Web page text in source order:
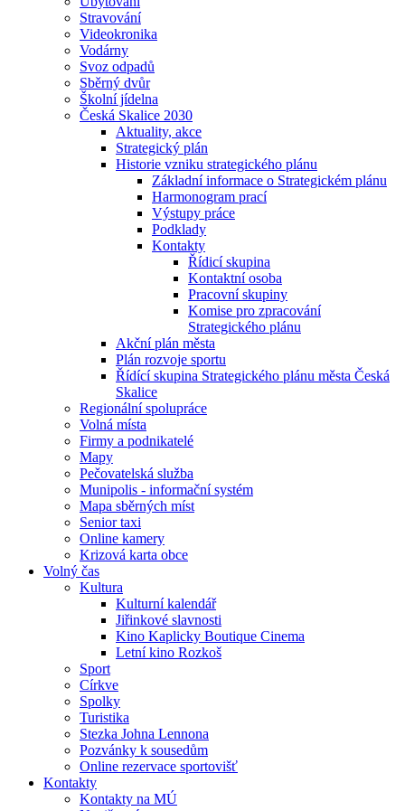
Stravování
Videokronika
Vodárny
Svoz odpadů
Sběrný dvůr
Školní jídelna
Česká Skalice 2030
Aktuality, akce
Strategický plán
Historie vzniku strategického plánu
Základní informace o Strategickém plánu
Harmonogram prací
Výstupy práce
Podklady
Kontakty
Řídicí skupina
Kontaktní osoba
Pracovní skupiny
Komise pro zpracování
Strategického plánu
Akční plán města
Plán rozvoje sportu
Řídící skupina Strategického plánu města Česká
Skalice
Regionální spolupráce
Volná místa
Firmy a podnikatelé
Mapy
Pečovatelská služba
Munipolis - informační systém
Mapa sběrných míst
Senior taxi
Online kamery
Krizová karta obce
Volný čas
Kultura
Kulturní kalendář
Jiřinkové slavnosti
Kino Kaplicky Boutique Cinema
Letní kino Rozkoš
Sport
Církve
Spolky
Turistika
Stezka Johna Lennona
Pozvánky k sousedům
Online rezervace sportovišť
Kontakty
Kontakty na MÚ